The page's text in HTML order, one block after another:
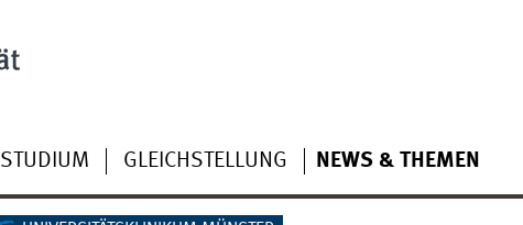
STUDIUM GLEICHSTELLUNG NEWS & THEMEN